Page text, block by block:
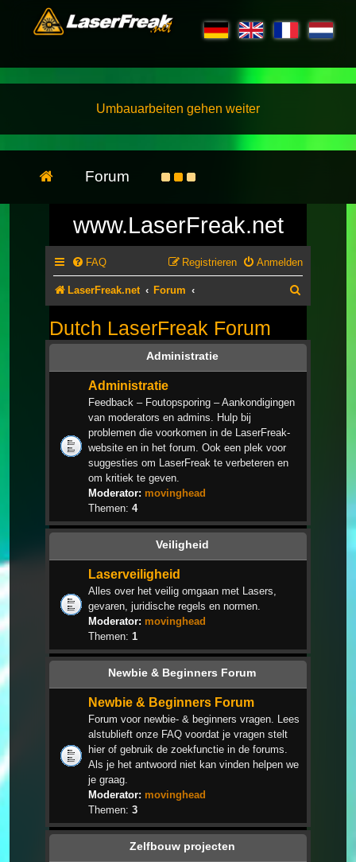
Umbauarbeiten gehen weiter
Forum
www.LaserFreak.net
FAQ Anmelden
Registrieren
LaserFreak.net Forum
Dutch LaserFreak Forum
Administratie
Administratie
Feedback – Foutopsporing – Aankondigingen
van moderators en admins. Hulp bij
problemen die voorkomen in de LaserFreak-
website en in het forum. Ook een plek voor
suggesties om LaserFreak te verbeteren en
om kritiek te geven.
Moderator: movinghead
Themen: 4
Veiligheid
Laserveiligheid
Alles over het veilig omgaan met Lasers,
gevaren, juridische regels en normen.
Moderator: movinghead
Themen: 1
Newbie & Beginners Forum
Newbie & Beginners Forum
Forum voor newbie- & beginners vragen. Lees
alstublieft onze FAQ voordat je vragen stelt
hier of gebruik de zoekfunctie in de forums.
Als je het antwoord niet kan vinden helpen we
je graag.
Moderator: movinghead
Themen: 3
Zelfbouw projecten